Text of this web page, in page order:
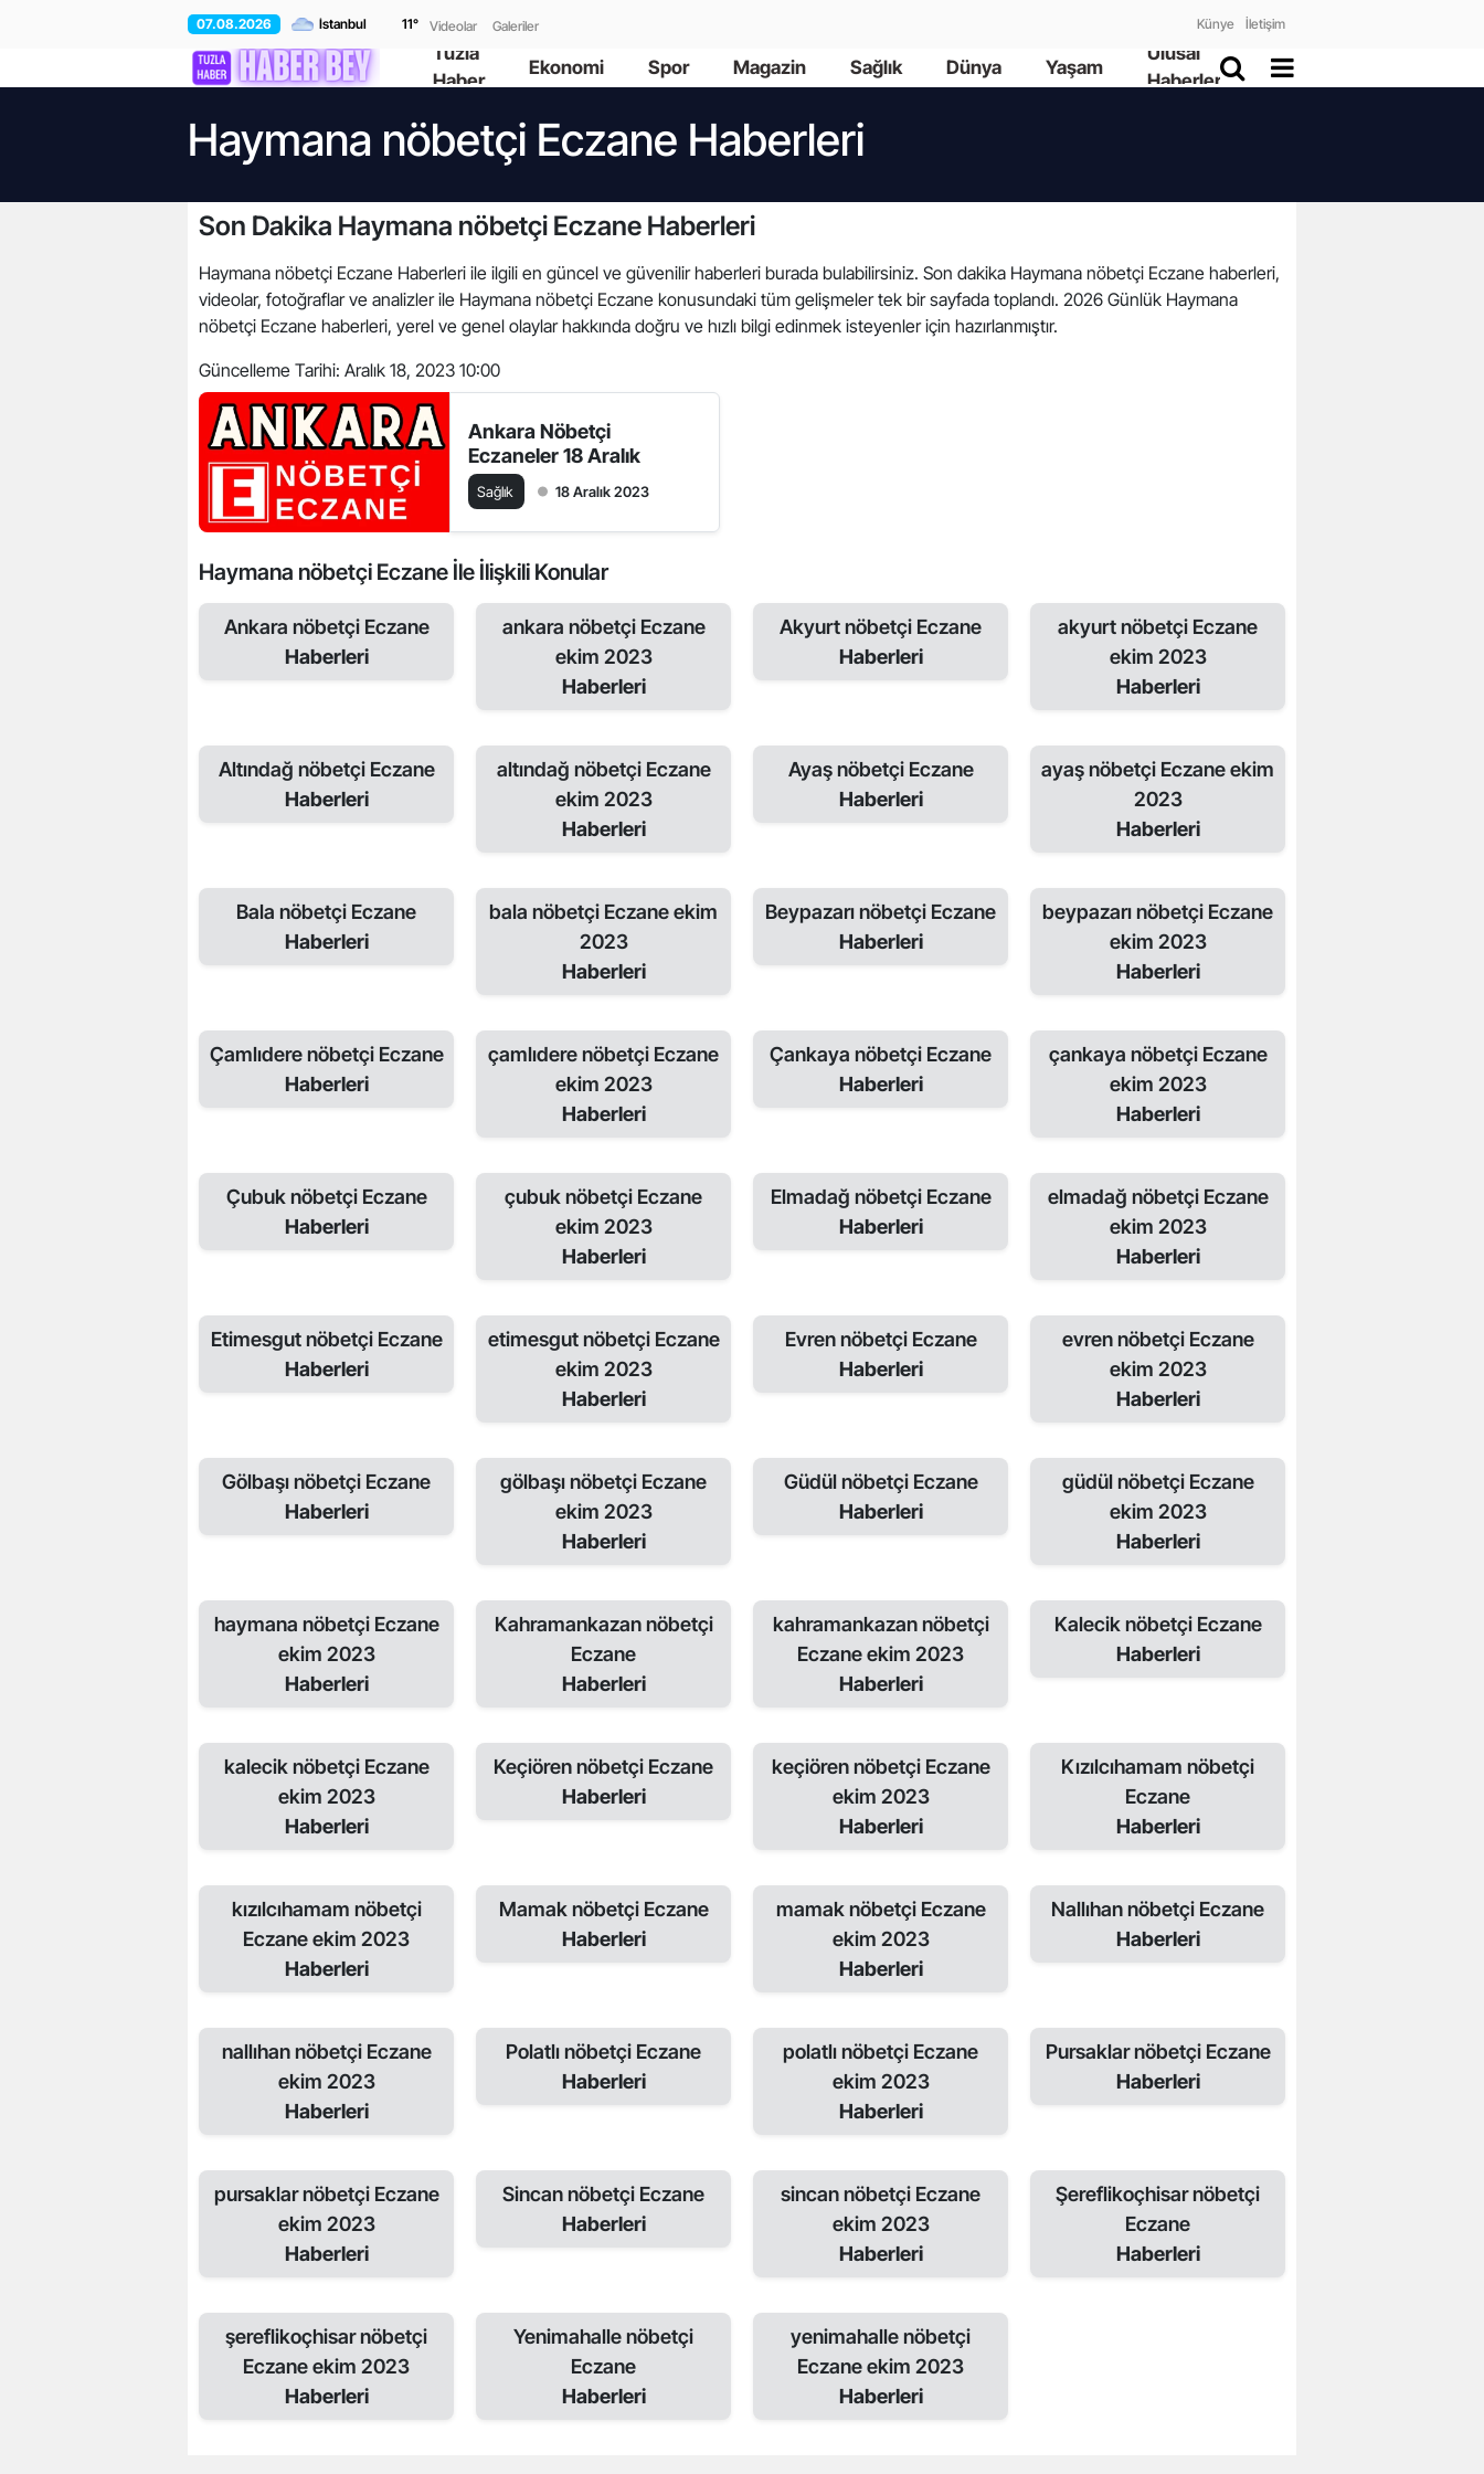
07.08.2026 11° Videolar Galeriler Künye İletişim
Tuzla
Haber
Ekonomi Spor Magazin Sağlık Dünya Yaşam
Ulusal
Haberler
Haymana nöbetçi Eczane Haberleri
Son Dakika Haymana nöbetçi Eczane Haberleri
Haymana nöbetçi Eczane Haberleri ile ilgili en güncel ve güvenilir haberleri burada bulabilirsiniz. Son dakika Haymana nöbetçi Eczane haberleri,
videolar, fotoğraflar ve analizler ile Haymana nöbetçi Eczane konusundaki tüm gelişmeler tek bir sayfada toplandı. 2026 Günlük Haymana
nöbetçi Eczane haberleri, yerel ve genel olaylar hakkında doğru ve hızlı bilgi edinmek isteyenler için hazırlanmıştır.
Güncelleme Tarihi: Aralık 18, 2023 10:00
Ankara Nöbetçi
Eczaneler 18 Aralık
Sağlık 18 Aralık 2023
Haymana nöbetçi Eczane İle İlişkili Konular
Ankara nöbetçi Eczane
Haberleri
ankara nöbetçi Eczane
ekim 2023
Haberleri
Akyurt nöbetçi Eczane
Haberleri
akyurt nöbetçi Eczane
ekim 2023
Haberleri
Altındağ nöbetçi Eczane
Haberleri
altındağ nöbetçi Eczane
ekim 2023
Haberleri
Ayaş nöbetçi Eczane
Haberleri
ayaş nöbetçi Eczane ekim
2023
Haberleri
Bala nöbetçi Eczane
Haberleri
bala nöbetçi Eczane ekim
2023
Haberleri
Beypazarı nöbetçi Eczane
Haberleri
beypazarı nöbetçi Eczane
ekim 2023
Haberleri
Çamlıdere nöbetçi Eczane
Haberleri
çamlıdere nöbetçi Eczane
ekim 2023
Haberleri
Çankaya nöbetçi Eczane
Haberleri
çankaya nöbetçi Eczane
ekim 2023
Haberleri
Çubuk nöbetçi Eczane
Haberleri
çubuk nöbetçi Eczane
ekim 2023
Haberleri
Elmadağ nöbetçi Eczane
Haberleri
elmadağ nöbetçi Eczane
ekim 2023
Haberleri
Etimesgut nöbetçi Eczane
Haberleri
etimesgut nöbetçi Eczane
ekim 2023
Haberleri
Evren nöbetçi Eczane
Haberleri
evren nöbetçi Eczane
ekim 2023
Haberleri
Gölbaşı nöbetçi Eczane
Haberleri
gölbaşı nöbetçi Eczane
ekim 2023
Haberleri
Güdül nöbetçi Eczane
Haberleri
güdül nöbetçi Eczane
ekim 2023
Haberleri
haymana nöbetçi Eczane
ekim 2023
Haberleri
Kahramankazan nöbetçi
Eczane
Haberleri
kahramankazan nöbetçi
Eczane ekim 2023
Haberleri
Kalecik nöbetçi Eczane
Haberleri
kalecik nöbetçi Eczane
ekim 2023
Haberleri
Keçiören nöbetçi Eczane
Haberleri
keçiören nöbetçi Eczane
ekim 2023
Haberleri
Kızılcıhamam nöbetçi
Eczane
Haberleri
kızılcıhamam nöbetçi
Eczane ekim 2023
Haberleri
Mamak nöbetçi Eczane
Haberleri
mamak nöbetçi Eczane
ekim 2023
Haberleri
Nallıhan nöbetçi Eczane
Haberleri
nallıhan nöbetçi Eczane
ekim 2023
Haberleri
Polatlı nöbetçi Eczane
Haberleri
polatlı nöbetçi Eczane
ekim 2023
Haberleri
Pursaklar nöbetçi Eczane
Haberleri
pursaklar nöbetçi Eczane
ekim 2023
Haberleri
Sincan nöbetçi Eczane
Haberleri
sincan nöbetçi Eczane
ekim 2023
Haberleri
Şereflikoçhisar nöbetçi
Eczane
Haberleri
şereflikoçhisar nöbetçi
Eczane ekim 2023
Haberleri
Yenimahalle nöbetçi
Eczane
Haberleri
yenimahalle nöbetçi
Eczane ekim 2023
Haberleri